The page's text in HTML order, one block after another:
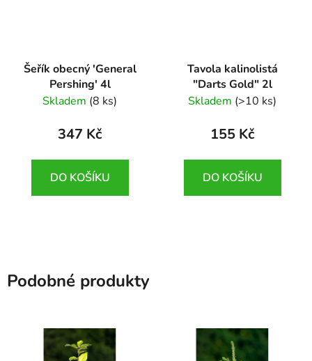
Šeřík obecný 'General
Pershing' 4l
Syringa vulgaris
Skladem (8 ks)
347 Kč
DO KOŠÍKU
Tavola kalinolistá
"Darts Gold" 2l
Physocarpus
Gold"
Skladem (>10 ks)
155 Kč
DO KOŠÍKU
Podobné produkty